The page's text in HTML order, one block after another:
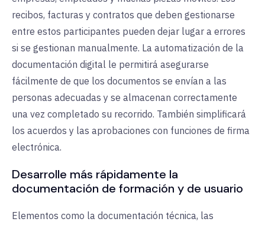
recibos, facturas y contratos que deben gestionarse
entre estos participantes pueden dejar lugar a errores
si se gestionan manualmente. La automatización de la
documentación digital le permitirá asegurarse
fácilmente de que los documentos se envían a las
personas adecuadas y se almacenan correctamente
una vez completado su recorrido. También simplificará
los acuerdos y las aprobaciones con funciones de firma
electrónica.
Desarrolle más rápidamente la
documentación de formación y de usuario
Elementos como la documentación técnica, las